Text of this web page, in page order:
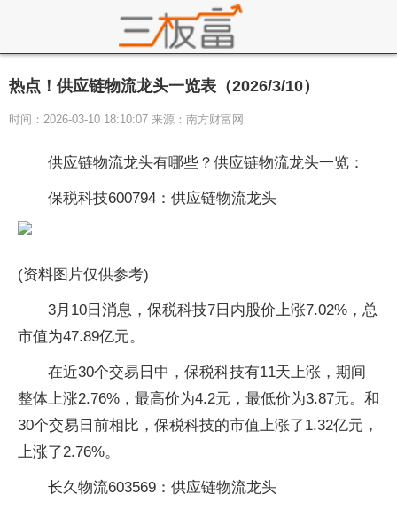
热点！供应链物流龙头一览表（2026/3/10）
时间：2026-03-10 18:10:07 来源：南方财富网
供应链物流龙头有哪些？供应链物流龙头一览：
保税科技600794：供应链物流龙头
(资料图片仅供参考)
3月10日消息，保税科技7日内股价上涨7.02%，总
市值为47.89亿元。
在近30个交易日中，保税科技有11天上涨，期间
整体上涨2.76%，最高价为4.2元，最低价为3.87元。和
30个交易日前相比，保税科技的市值上涨了1.32亿元，
上涨了2.76%。
长久物流603569：供应链物流龙头